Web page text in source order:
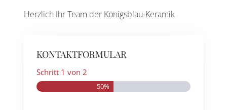
Herzlich Ihr Team der Königsblau-Keramik
KONTAKTFORMULAR
Schritt 1 von 2
50%